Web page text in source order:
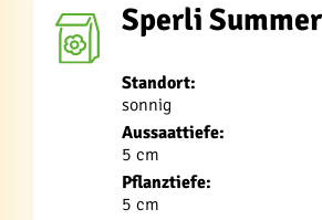
Sperli
Standort:
sonnig
Aussaattiefe:
5 cm
Pflanztiefe:
5 cm